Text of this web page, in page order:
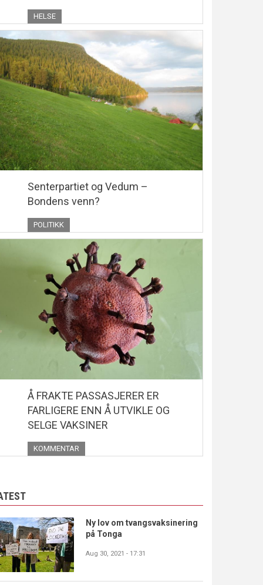
HELSE
Senterpartiet og Vedum –
Bondens venn?
POLITIKK
Å FRAKTE PASSASJERER ER
FARLIGERE ENN Å UTVIKLE OG
SELGE VAKSINER
KOMMENTAR
Ny lov om tvangsvaksinering
på Tonga
Aug 30, 2021 - 17:31